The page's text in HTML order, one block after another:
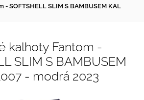
- SOFTSHELL SLIM S BAMBUSEM KAL
kalhoty Fantom -
SLIM S BAMBUSEM
- modrá 2023